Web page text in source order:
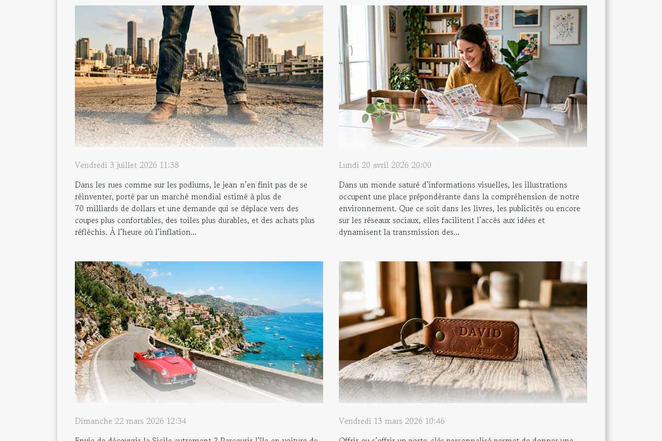
Vendredi 3 juillet 2026 11:38
Dans les rues comme sur les podiums, le jean n’en finit pas de se
réinventer, porté par un marché mondial estimé à plus de
70 milliards de dollars et une demande qui se déplace vers des
coupes plus confortables, des toiles plus durables, et des achats plus
réfléchis. À l’heure où l’inflation...
Lundi 20 avril 2026 20:00
Dans un monde saturé d’informations visuelles, les illustrations
occupent une place prépondérante dans la compréhension de notre
environnement. Que ce soit dans les livres, les publicités ou encore
sur les réseaux sociaux, elles facilitent l’accès aux idées et
dynamisent la transmission des...
Dimanche 22 mars 2026 12:34
Vendredi 13 mars 2026 10:46